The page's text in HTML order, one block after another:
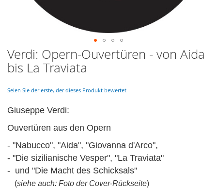
Skip
to
the
of
images
Verdi: Opern-Ouvertüren - von Aida
bis La Traviata
Seien Sie der erste, der dieses Produkt bewertet
Giuseppe Verdi:
Ouvertüren aus den Opern
- "Nabucco", "Aida", "Giovanna d'Arco",
- "Die sizilianische Vesper", "La Traviata"
- und "Die Macht des Schicksals"
(siehe auch: Foto der Cover-Rückseite)